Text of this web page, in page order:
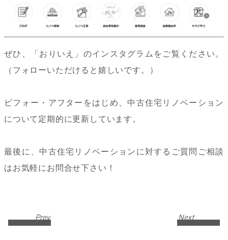
ぜひ、
「おりいえ」のインスタグラムをご覧ください。
（フォローいただけると嬉しいです。）
ビフォー・アフターをはじめ、中古住宅リノベーション
について定期的に更新しています。
最後に、中古住宅リノベーションに対するご質問ご相談
はお気軽にお問合せ下さい！
Prev Next